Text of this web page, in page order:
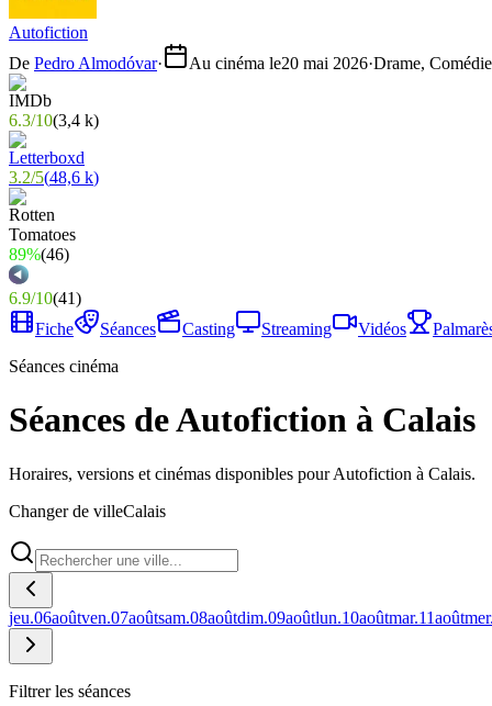
Autofiction
De Pedro Almodóvar· Au cinéma le20 mai 2026·Drame, Comédie
6.3/10(3,4 k)
3.2/5(48,6 k)
89%(46)
6.9/10(41)
Fiche
Séances Casting Streaming Vidéos
Séances cinéma
Séances de Autofiction à Calais
Horaires, versions et cinémas disponibles pour Autofiction à Calais.
Changer de villeCalais
jeu.06aoûtven.07aoûtsam.08aoûtdim.09aoûtlun.10aoûtmar.11aoûtmer.
Filtrer les séances